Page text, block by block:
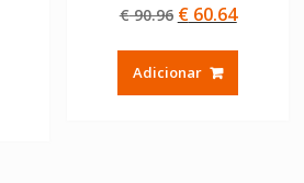
5.00
de 5
€90.96 O
original
era:
€60.64O
Adicionar